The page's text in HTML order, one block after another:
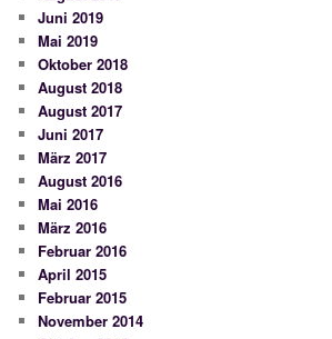
Juni 2019
Mai 2019
Oktober 2018
August 2018
August 2017
Juni 2017
März 2017
August 2016
Mai 2016
März 2016
Februar 2016
April 2015
Februar 2015
November 2014